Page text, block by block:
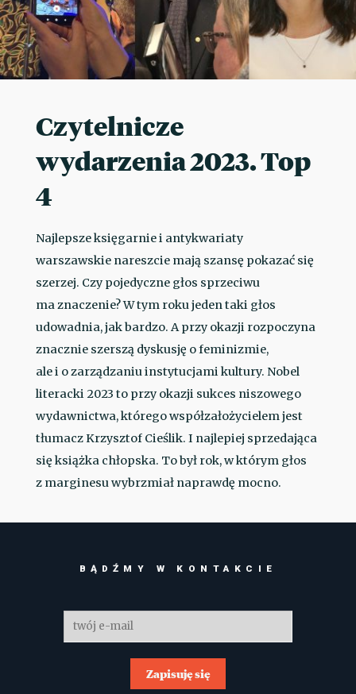
Czytelnicze
wydarzenia 2023. Top
4
Najlepsze księgarnie i antykwariaty
warszawskie nareszcie mają szansę pokazać się
szerzej. Czy pojedyczne głos sprzeciwu
ma znaczenie? W tym roku jeden taki głos
udowadnia, jak bardzo. A przy okazji rozpoczyna
znacznie szerszą dyskusję o feminizmie,
ale i o zarządzaniu instytucjami kultury. Nobel
literacki 2023 to przy okazji sukces niszowego
wydawnictwa, którego współzałożycielem jest
tłumacz Krzysztof Cieślik. I najlepiej sprzedająca
się książka chłopska. To był rok, w którym głos
z marginesu wybrzmiał naprawdę mocno.
BĄDŹMY W KONTAKCIE
Zapisuję się